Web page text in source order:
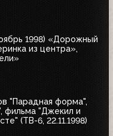
1998) «Дорожный
из центра»,
"Парадная форма",
фильма "Джекил и
(ТВ-6, 22.11.1998)